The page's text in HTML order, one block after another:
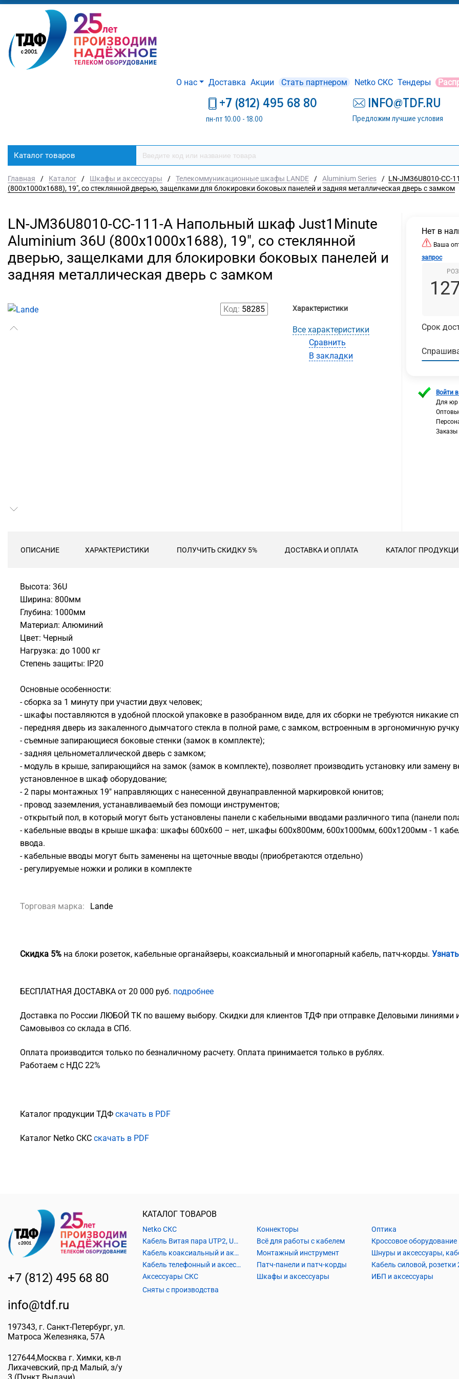
О нас Доставка Акции Стать партнером Netko СКС Тендеры
+7 (812) 495 68 80
пн-пт 10.00 - 18.00
INFO@TDF.RU
Предложим лучшие условия
Каталог товаров
Главная / Каталог / Шкафы и аксессуары / Телекоммуникационные шкафы LANDE / Aluminium Series / LN-JM36U8010-CC-
(800х1000х1688), 19", со стеклянной дверью, защелками для блокировки боковых панелей и задняя металлическая дверь с замком
LN-JM36U8010-CC-111-A Напольный шкаф Just1Minute
Aluminium 36U (800х1000х1688), 19", со стеклянной
дверью, защелками для блокировки боковых панелей и
задняя металлическая дверь с замком
Код: 58285 Характеристики
Все характеристики
Сравнить
В закладки
Нет в
Ваша
запрос
Срок
Войти
Для юр
ОПИСАНИЕ ХАРАКТЕРИСТИКИ ПОЛУЧИТЬ СКИДКУ 5% ДОСТАВКА И ОПЛАТА КАТАЛОГ
Высота: 36U
Ширина: 800мм
Глубина: 1000мм
Материал: Алюминий
Цвет: Черный
Нагрузка: до 1000 кг
Степень защиты: IP20
Основные особенности:
- сборка за 1 минуту при участии двух человек;
- шкафы поставляются в удобной плоской упаковке в разобранном виде, для их сборки не требуются никакие
- передняя дверь из закаленного дымчатого стекла в полной раме, с замком, встроенным в эргономичную
- съемные запирающиеся боковые стенки (замок в комплекте);
- задняя цельнометаллической дверь с замком;
- модуль в крыше, запирающийся на замок (замок в комплекте), позволяет производить установку или замену
установленное в шкаф оборудование;
- 2 пары монтажных 19" направляющих с нанесенной двунаправленной маркировкой юнитов;
- провод заземления, устанавливаемый без помощи инструментов;
- открытый пол, в который могут быть установлены панели с кабельными вводами различного типа (панели
- кабельные вводы в крыше шкафа: шкафы 600х600 – нет, шкафы 600х800мм, 600х1000мм, 600х1200мм - 1
ввода.
- кабельные вводы могут быть заменены на щеточные вводы (приобретаются отдельно)
- регулируемые ножки и ролики в комплекте
Торговая марка: Lande
Скидка 5% на блоки розеток, кабельные органайзеры, коаксиальный и многопарный кабель, патч-корды.
БЕСПЛАТНАЯ ДОСТАВКА от 20 000 руб. подробнее
Доставка по России ЛЮБОЙ ТК по вашему выбору. Скидки для клиентов ТДФ при отправке Деловыми линиями
Самовывоз со склада в СПб.
Оплата производится только по безналичному расчету. Оплата принимается только в рублях.
Работаем с НДС 22%
Каталог продукции ТДФ скачать в PDF
Каталог Netko СКС скачать в PDF
+7 (812) 495 68 80
info@tdf.ru
197343, г. Санкт-Петербург, ул.
Матроса Железняка, 57A
127644,Москва г. Химки, кв-л
Лихачевский, пр-д Малый, з/у
КАТАЛОГ ТОВАРОВ
Netko СКС
Кабель Витая пара UTP2, UTP4, FTP2, FTP4
Кабель коаксиальный и аксессуары
Кабель телефонный и аксессуары
Аксессуары СКС
Коннекторы
Всё для работы с кабелем
Монтажный инструмент
Патч-панели и патч-корды
Шкафы и аксессуары
Оптика
Кроссовое оборудование
ИБП и аксессуары
Сняты с производства